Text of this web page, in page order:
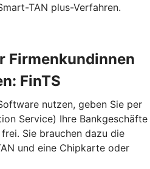
TAN plus-Verfahren.
Firmenkundinnen
FinTS
nutzen, geben Sie per
Service) Ihre Bankgeschäfte
Sie brauchen dazu die
und eine Chipkarte oder